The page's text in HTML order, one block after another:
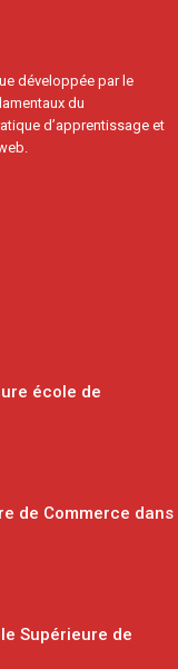
développée par le
du
d’apprentissage et
école de
de Commerce dans
Supérieure de